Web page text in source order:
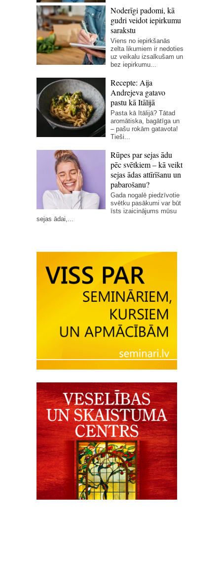
Noderīgi padomi, kā
gudri veidot iepirkumu
sarakstu
Viens no iepirkšanās
zelta likumiem ir nedoties
uz veikalu izsalkušam un
bez iepirkumu...
Recepte: Aija
Andrejeva gatavo
pastu kā Itālijā
Pasta kā Itālijā? Tātad
aromātiska, bagātīga un
– pašu rokām gatavota!
Tieši...
Rūpes par sejas ādu
pēc svētkiem – kā veikt
sejas ādas attīrīšanu un
pabarošanu?
Gada nogalē piedzīvotie
svētku pasākumi var būt
īsts izaicinājums mūsu
sejas ādai,...